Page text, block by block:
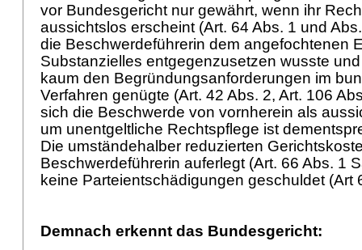
vor Bundesgericht nur gewährt, wenn ihr
aussichtslos erscheint (Art. 64 Abs. 1 und
die Beschwerdeführerin dem angefochtenen
Substanzielles entgegenzusetzen wusste
kaum den Begründungsanforderungen im
Verfahren genügte (Art. 42 Abs. 2, Art. 106
sich die Beschwerde von vornherein als
um unentgeltliche Rechtspflege ist
Die umständehalber reduzierten
Beschwerdeführerin auferlegt (Art. 66 Abs. 1
keine Parteientschädigungen geschuldet (Art
Demnach erkennt das Bundesgericht: